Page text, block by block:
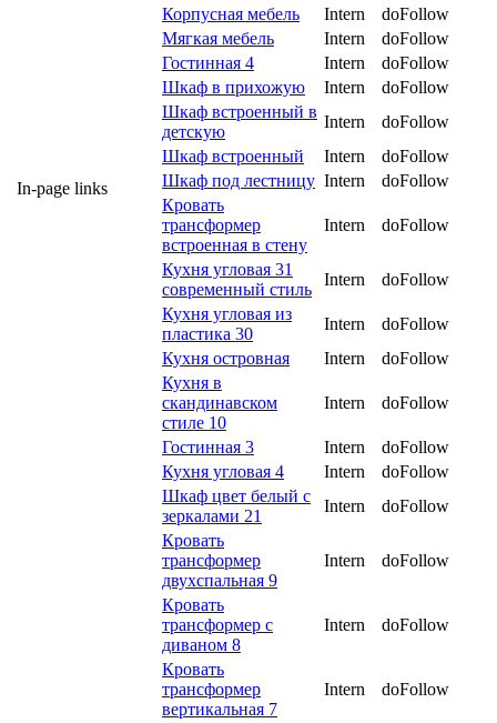
In-page links
Корпусная мебель Intern
doFollow
Мягкая мебель
Intern
doFollow
Гостинная 4
Intern
doFollow
Шкаф в прихожую
Intern
doFollow
Шкаф встроенный в
детскую
Intern
doFollow
Шкаф встроенный
Intern
doFollow
Шкаф под лестницу Intern
doFollow
Кровать
трансформер
встроенная в стену
Intern doFollow
Кухня угловая 31
современный стиль
Intern
doFollow
Кухня угловая из
пластика 30
Intern
doFollow
Кухня островная
Intern
doFollow
Кухня в
скандинавском
стиле 10
Intern doFollow
Гостинная 3 Intern
doFollow
Кухня угловая 4
Intern
doFollow
Шкаф цвет белый с
зеркалами 21
Intern
doFollow
Кровать
трансформер
двухспальная 9
Intern doFollow
Кровать
трансформер с
диваном 8
Intern doFollow
Кровать
трансформер
вертикальная 7
Intern doFollow